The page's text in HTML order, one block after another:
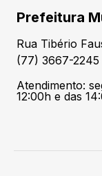
Prefeitura
Rua Tibério
(77) 3667-2245
Atendimento:
12:00h e das